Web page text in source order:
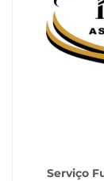
Serviço